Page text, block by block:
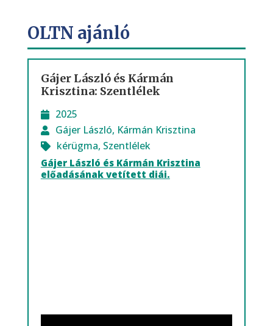
OLTN ajánló
Gájer László és Kármán
Krisztina: Szentlélek
2025
Gájer László, Kármán Krisztina
kérügma, Szentlélek
Gájer László és Kármán Krisztina
előadásának vetített diái.